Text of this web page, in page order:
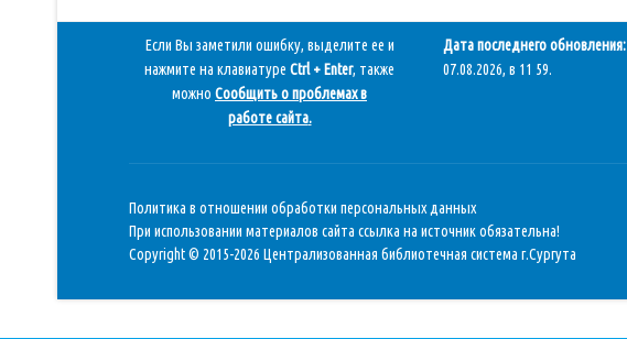
Если Вы заметили ошибку, выделите ее и
нажмите на клавиатуре Ctrl + Enter, также
можно Сообщить о проблемах в
работе сайта.
Дата последнего обновления:
07.08.2026, в 11 59.
Политика в отношении обработки персональных данных
При использовании материалов сайта ссылка на источник обязательна!
Copyright © 2015-2026 Централизованная библиотечная система г.Сургута